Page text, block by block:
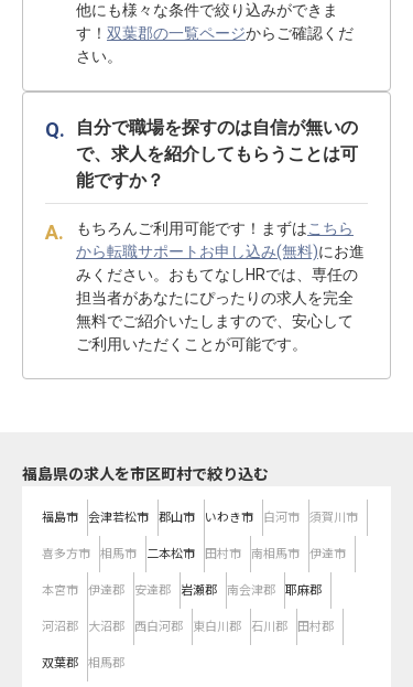
他にも様々な条件で絞り込みができま
す！ 双葉郡の一覧ページからご確認くだ
さい。
自分で職場を探すのは自信が無いの
で、求人を紹介してもらうことは可
能ですか？
もちろんご利用可能です！まずはこちら
から転職サポートお申し込み(無料)にお進
みください。おもてなしHRでは、専任の
担当者があなたにぴったりの求人を完全
無料でご紹介いたしますので、安心して
ご利用いただくことが可能です。
福島県の求人を市区町村で絞り込む
福島市 会津若松市 郡山市 いわき市 白河市 須賀川市
喜多方市 相馬市 二本松市 田村市 南相馬市 伊達市
本宮市 伊達郡 安達郡 岩瀬郡 南会津郡 耶麻郡
河沼郡 大沼郡 西白河郡 東白川郡 石川郡 田村郡
双葉郡 相馬郡